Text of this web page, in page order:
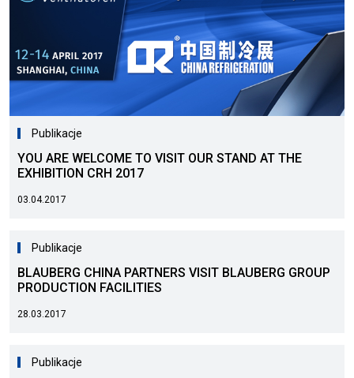
Publikacje
YOU ARE WELCOME TO VISIT OUR STAND AT THE
EXHIBITION CRH 2017
03.04.2017
Publikacje
BLAUBERG CHINA PARTNERS VISIT BLAUBERG GROUP
PRODUCTION FACILITIES
28.03.2017
Publikacje